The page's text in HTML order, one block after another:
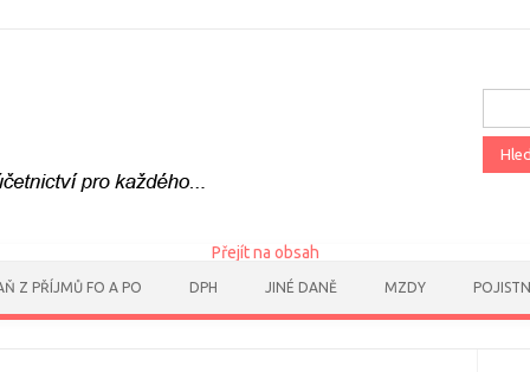
Přejít na obsah
Z PŘÍJMŮ FO A PO DPH JINÉ DANĚ MZDY